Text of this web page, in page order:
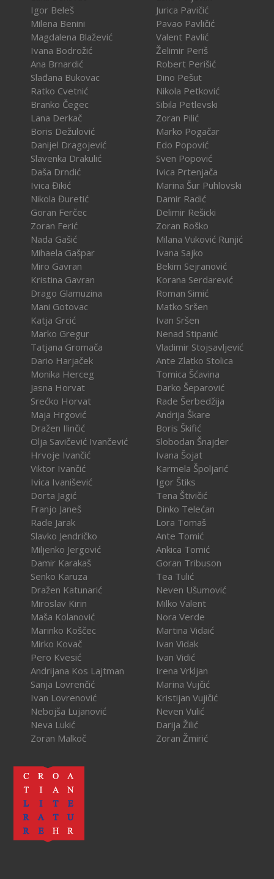
Igor Beleš
Milena Benini
Magdalena Blažević
Ivana Bodrožić
Ana Brnardić
Slađana Bukovac
Ratko Cvetnić
Branko Čegec
Lana Derkač
Boris Dežulović
Danijel Dragojević
Slavenka Drakulić
Daša Drndić
Ivica Đikić
Nikola Đuretić
Goran Ferčec
Zoran Ferić
Nada Gašić
Mihaela Gašpar
Miro Gavran
Kristina Gavran
Drago Glamuzina
Mani Gotovac
Katja Grcić
Marko Gregur
Tatjana Gromača
Dario Harjaček
Monika Herceg
Jasna Horvat
Srećko Horvat
Maja Hrgović
Dražen Ilinčić
Olja Savičević Ivančević
Hrvoje Ivančić
Viktor Ivančić
Ivica Ivanišević
Dorta Jagić
Franjo Janeš
Rade Jarak
Slavko Jendričko
Miljenko Jergović
Damir Karakaš
Senko Karuza
Dražen Katunarić
Miroslav Kirin
Maša Kolanović
Marinko Koščec
Mirko Kovač
Pero Kvesić
Andrijana Kos Lajtman
Sanja Lovrenčić
Ivan Lovrenović
Nebojša Lujanović
Neva Lukić
Zoran Malkoč
Jurica Pavičić
Pavao Pavličić
Valent Pavlić
Želimir Periš
Robert Perišić
Dino Pešut
Nikola Petković
Sibila Petlevski
Zoran Pilić
Marko Pogačar
Edo Popović
Sven Popović
Ivica Prtenjača
Marina Šur Puhlovski
Damir Radić
Delimir Rešicki
Zoran Roško
Milana Vuković Runjić
Ivana Sajko
Bekim Sejranović
Korana Serdarević
Roman Simić
Matko Sršen
Ivan Sršen
Nenad Stipanić
Vladimir Stojsavljević
Ante Zlatko Stolica
Tomica Šćavina
Darko Šeparović
Rade Šerbedžija
Andrija Škare
Boris Škifić
Slobodan Šnajder
Ivana Šojat
Karmela Špoljarić
Igor Štiks
Tena Štivičić
Dinko Telećan
Lora Tomaš
Ante Tomić
Ankica Tomić
Goran Tribuson
Tea Tulić
Neven Ušumović
Milko Valent
Nora Verde
Martina Vidaić
Ivan Vidak
Ivan Vidić
Irena Vrkljan
Marina Vujčić
Kristijan Vujičić
Neven Vulić
Darija Žilić
Zoran Žmirić